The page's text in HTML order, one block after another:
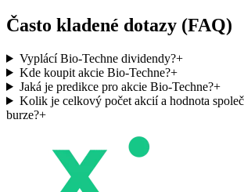
Často kladené dotazy (FAQ)
Vyplácí Bio-Techne dividendy?+
Kde koupit akcie Bio-Techne?+
Jaká je predikce pro akcie Bio-Techne?+
Kolik je celkový počet akcií a hodnota
burze?+